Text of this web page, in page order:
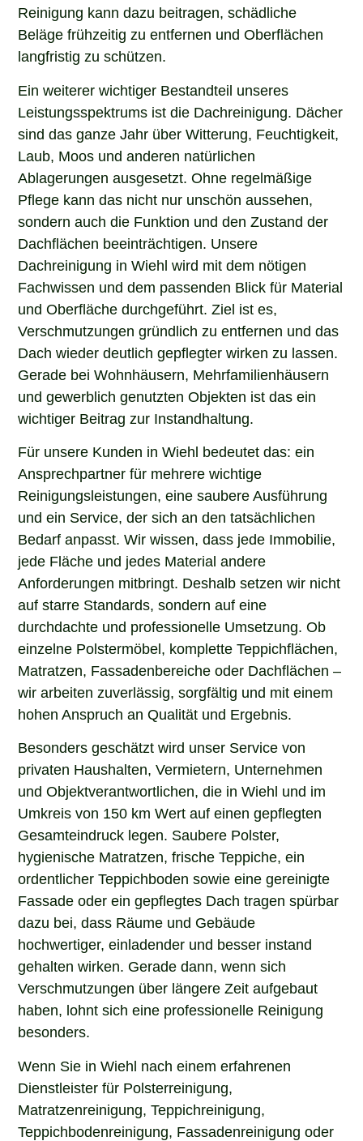
Reinigung kann dazu beitragen, schädliche
Beläge frühzeitig zu entfernen und Oberflächen
langfristig zu schützen.
Ein weiterer wichtiger Bestandteil unseres
Leistungsspektrums ist die Dachreinigung. Dächer
sind das ganze Jahr über Witterung, Feuchtigkeit,
Laub, Moos und anderen natürlichen
Ablagerungen ausgesetzt. Ohne regelmäßige
Pflege kann das nicht nur unschön aussehen,
sondern auch die Funktion und den Zustand der
Dachflächen beeinträchtigen. Unsere
Dachreinigung in Wiehl wird mit dem nötigen
Fachwissen und dem passenden Blick für Material
und Oberfläche durchgeführt. Ziel ist es,
Verschmutzungen gründlich zu entfernen und das
Dach wieder deutlich gepflegter wirken zu lassen.
Gerade bei Wohnhäusern, Mehrfamilienhäusern
und gewerblich genutzten Objekten ist das ein
wichtiger Beitrag zur Instandhaltung.
Für unsere Kunden in Wiehl bedeutet das: ein
Ansprechpartner für mehrere wichtige
Reinigungsleistungen, eine saubere Ausführung
und ein Service, der sich an den tatsächlichen
Bedarf anpasst. Wir wissen, dass jede Immobilie,
jede Fläche und jedes Material andere
Anforderungen mitbringt. Deshalb setzen wir nicht
auf starre Standards, sondern auf eine
durchdachte und professionelle Umsetzung. Ob
einzelne Polstermöbel, komplette Teppichflächen,
Matratzen, Fassadenbereiche oder Dachflächen –
wir arbeiten zuverlässig, sorgfältig und mit einem
hohen Anspruch an Qualität und Ergebnis.
Besonders geschätzt wird unser Service von
privaten Haushalten, Vermietern, Unternehmen
und Objektverantwortlichen, die in Wiehl und im
Umkreis von 150 km Wert auf einen gepflegten
Gesamteindruck legen. Saubere Polster,
hygienische Matratzen, frische Teppiche, ein
ordentlicher Teppichboden sowie eine gereinigte
Fassade oder ein gepflegtes Dach tragen spürbar
dazu bei, dass Räume und Gebäude
hochwertiger, einladender und besser instand
gehalten wirken. Gerade dann, wenn sich
Verschmutzungen über längere Zeit aufgebaut
haben, lohnt sich eine professionelle Reinigung
besonders.
Wenn Sie in Wiehl nach einem erfahrenen
Dienstleister für Polsterreinigung,
Matratzenreinigung, Teppichreinigung,
Teppichbodenreinigung, Fassadenreinigung oder